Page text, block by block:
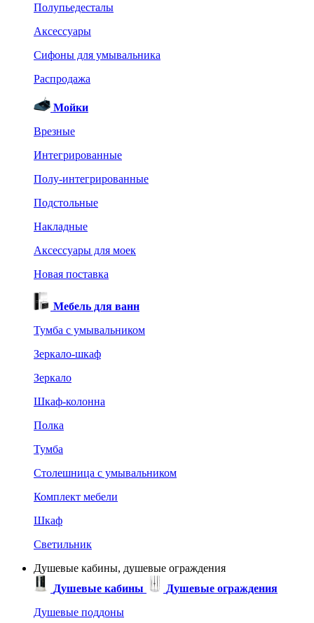
Полупьедесталы
Аксессуары
Сифоны для умывальника
Распродажа
Мойки
Врезные
Интегрированные
Полу-интегрированные
Подстольные
Накладные
Аксессуары для моек
Новая поставка
Мебель для ванн
Тумба с умывальником
Зеркало-шкаф
Зеркало
Шкаф-колонна
Полка
Тумба
Столешница с умывальником
Комплект мебели
Шкаф
Светильник
Душевые кабины, душевые ограждения
Душевые кабины
Душевые ограждения
Душевые поддоны